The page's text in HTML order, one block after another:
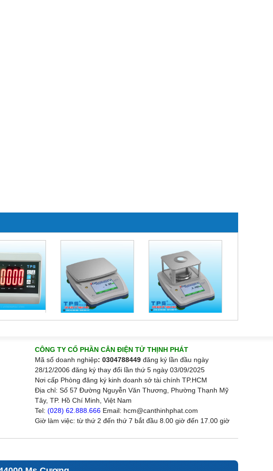
CÔNG TY CỔ PHẦN CÂN ĐIỆN TỬ THỊNH PHÁT
Mã số doanh nghiệp: 0304788449 đăng ký lần đầu ngày
28/12/2006 đăng ký thay đổi lần thứ 5 ngày 03/09/2025
Nơi cấp Phòng đăng ký kinh doanh sở tài chính TP.HCM
Địa chỉ: Số 57 Đường Nguyễn Văn Thương, Phường Thạnh Mỹ
Tây, TP. Hồ Chí Minh, Việt Nam
Tel: (028) 62.888.666 Email: hcm@canthinhphat.com
Giờ làm việc: từ thứ 2 đến thứ 7 bắt đầu 8.00 giờ đến 17.00 giờ